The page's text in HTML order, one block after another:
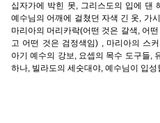
십자가에 박힌 못, 그리스도의 입에 댄
예수님의 어깨에 걸쳤던 자색 긴 옷, 가
마리아의 머리카락(어떤 것은 갈색, 어
고 어떤 것은 검정색임) , 마리아의 스
아기 예수의 강보, 요셉의 목수 도구들,
하나, 빌라도의 세숫대야, 예수님이 입